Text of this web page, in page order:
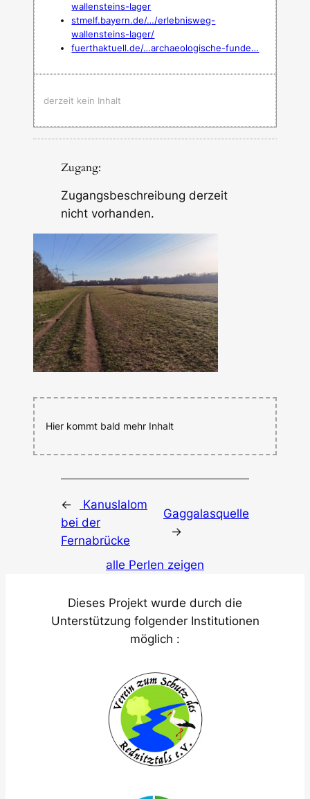
wallensteins-lager
stmelf.bayern.de/…/erlebnisweg-
wallensteins-lager/
fuerthaktuell.de/…archaeologische-funde…
derzeit kein Inhalt
Zugang:
Zugangsbeschreibung derzeit
nicht vorhanden.
Hier kommt bald mehr Inhalt
←
Kanuslalom
bei der
Fernabrücke
Gaggalasquelle
→
alle Perlen zeigen
Dieses Projekt wurde durch die
Unterstützung folgender Institutionen
möglich :